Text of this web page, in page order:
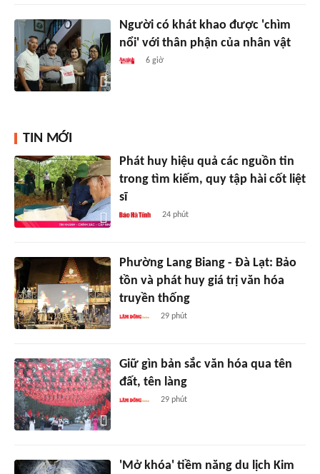
Người có khát khao được 'chìm
nổi' với thân phận của nhân vật
6 giờ
TIN MỚI
Phát huy hiệu quả các nguồn tin
trong tìm kiếm, quy tập hài cốt liệt
sĩ
24 phút
Phường Lang Biang - Đà Lạt: Bảo
tồn và phát huy giá trị văn hóa
truyền thống
29 phút
Giữ gìn bản sắc văn hóa qua tên
đất, tên làng
29 phút
'Mở khóa' tiềm năng du lịch Kim